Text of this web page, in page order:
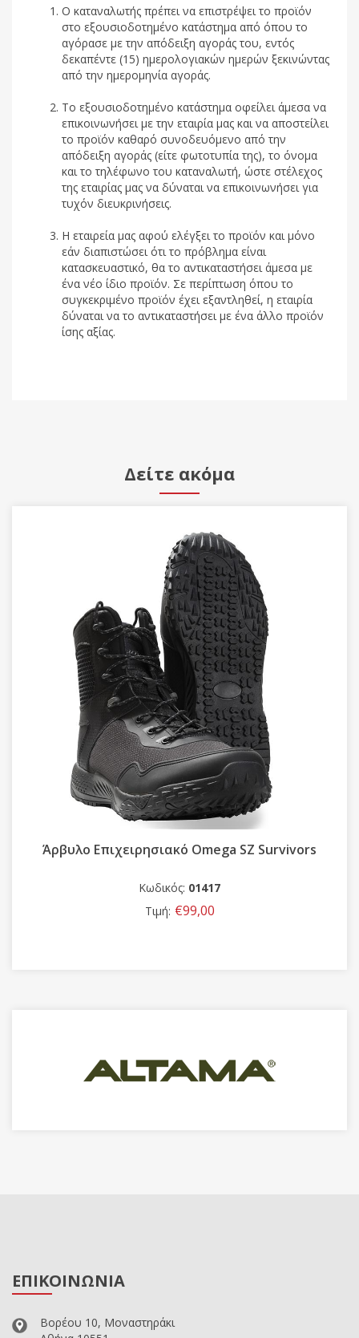
Ο καταναλωτής πρέπει να επιστρέψει το προϊόν
στο εξουσιοδοτημένο κατάστημα από όπου το
αγόρασε με την απόδειξη αγοράς του, εντός
δεκαπέντε (15) ημερολογιακών ημερών ξεκινώντας
από την ημερομηνία αγοράς.
Το εξουσιοδοτημένο κατάστημα οφείλει άμεσα να
επικοινωνήσει με την εταιρία μας και να αποστείλει
το προϊόν καθαρό συνοδευόμενο από την
απόδειξη αγοράς (είτε φωτοτυπία της), το όνομα
και το τηλέφωνο του καταναλωτή, ώστε στέλεχος
της εταιρίας μας να δύναται να επικοινωνήσει για
τυχόν διευκρινήσεις.
Η εταιρεία μας αφού ελέγξει το προϊόν και μόνο
εάν διαπιστώσει ότι το πρόβλημα είναι
κατασκευαστικό, θα το αντικαταστήσει άμεσα με
ένα νέο ίδιο προϊόν. Σε περίπτωση όπου το
συγκεκριμένο προϊόν έχει εξαντληθεί, η εταιρία
δύναται να το αντικαταστήσει με ένα άλλο προϊόν
ίσης αξίας.
Δείτε ακόμα
Άρβυλο Επιχειρησιακό Omega SZ Survivors
Κωδικός: 01417
Τιμή: €99,00
ΕΠΙΚΟΙΝΩΝΙΑ
Βορέου 10, Μοναστηράκι